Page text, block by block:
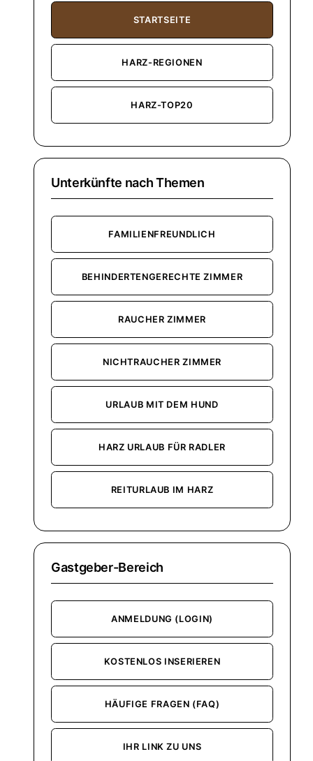
STARTSEITE
HARZ-REGIONEN
HARZ-TOP20
Unterkünfte nach Themen
FAMILIENFREUNDLICH
BEHINDERTENGERECHTE ZIMMER
RAUCHER ZIMMER
NICHTRAUCHER ZIMMER
URLAUB MIT DEM HUND
HARZ URLAUB FÜR RADLER
REITURLAUB IM HARZ
Gastgeber-Bereich
ANMELDUNG (LOGIN)
KOSTENLOS INSERIEREN
HÄUFIGE FRAGEN (FAQ)
IHR LINK ZU UNS